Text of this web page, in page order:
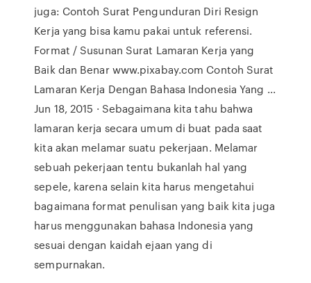
juga: Contoh Surat Pengunduran Diri Resign
Kerja yang bisa kamu pakai untuk referensi.
Format / Susunan Surat Lamaran Kerja yang
Baik dan Benar www.pixabay.com Contoh Surat
Lamaran Kerja Dengan Bahasa Indonesia Yang ...
Jun 18, 2015 · Sebagaimana kita tahu bahwa
lamaran kerja secara umum di buat pada saat
kita akan melamar suatu pekerjaan. Melamar
sebuah pekerjaan tentu bukanlah hal yang
sepele, karena selain kita harus mengetahui
bagaimana format penulisan yang baik kita juga
harus menggunakan bahasa Indonesia yang
sesuai dengan kaidah ejaan yang di
sempurnakan.